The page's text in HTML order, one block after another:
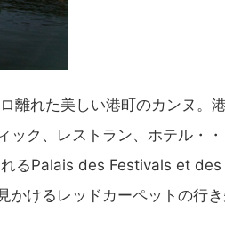
離れた美しい港町のカンヌ。
ック、レストラン、ホテル・
るPalais des Festivals et
けるレッドカーペットの行き
イ
ト
を
検